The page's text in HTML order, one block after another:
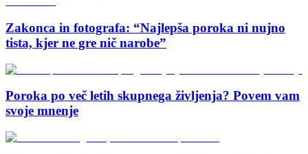
Zakonca in fotografa: “Najlepša poroka ni nujno
tista, kjer ne gre nič narobe”
Poroka po več letih skupnega življenja? Povem vam
svoje mnenje